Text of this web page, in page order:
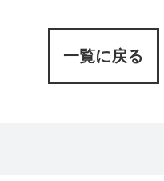
一覧に戻る